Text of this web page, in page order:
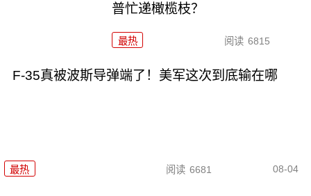
普忙递橄榄枝？
最热 阅读 6815
F-35真被波斯导弹端了！美军这次到底输在哪
最热 阅读 6681 08-04